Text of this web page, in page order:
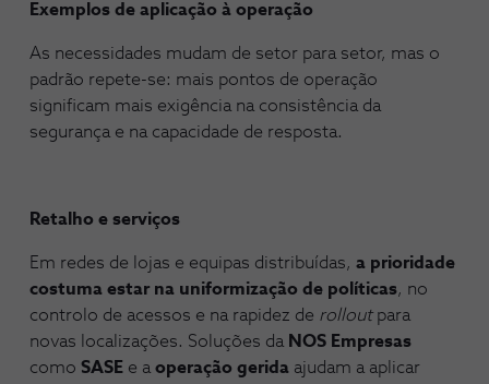
Exemplos de aplicação à operação
As necessidades mudam de setor para setor, mas o
padrão repete-se: mais pontos de operação
significam mais exigência na consistência da
segurança e na capacidade de resposta.
Retalho e serviços
Em redes de lojas e equipas distribuídas, a prioridade
costuma estar na uniformização de políticas, no
controlo de acessos e na rapidez de rolloutpara
novas localizações. Soluções da NOS Empresas
como SASE e a operação gerida ajudam a aplicar